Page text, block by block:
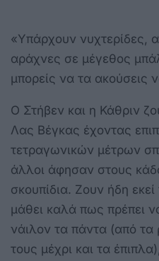
«Υπάρχουν νυχτερίδες,
αράχνες σε μέγεθος
μπορείς να τα ακούσεις
Ο Στήβεν και η Κάθριν
Λας Βέγκας έχοντας
τετραγωνικών μέτρων
άλλοι άφησαν στους
σκουπίδια. Ζουν ήδη
μάθει καλά πως πρέπει
νάιλον τα πάντα (από τα
τους μέχρι και τα